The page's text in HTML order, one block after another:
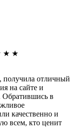
★ ★
получила отличный
на сайте и
Обратившись в
качественно и
всем, кто ценит